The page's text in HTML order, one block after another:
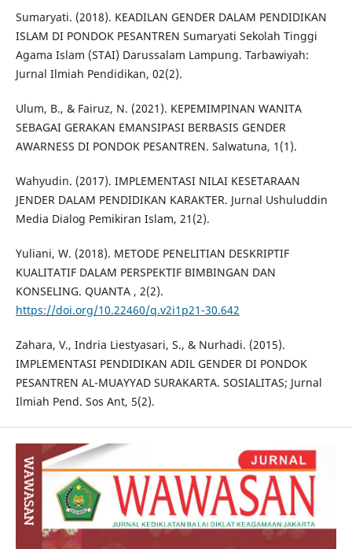
Sumaryati. (2018). KEADILAN GENDER DALAM PENDIDIKAN
ISLAM DI PONDOK PESANTREN Sumaryati Sekolah Tinggi
Agama Islam (STAI) Darussalam Lampung. Tarbawiyah:
Jurnal Ilmiah Pendidikan, 02(2).
Ulum, B., & Fairuz, N. (2021). KEPEMIMPINAN WANITA
SEBAGAI GERAKAN EMANSIPASI BERBASIS GENDER
AWARNESS DI PONDOK PESANTREN. Salwatuna, 1(1).
Wahyudin. (2017). IMPLEMENTASI NILAI KESETARAAN
JENDER DALAM PENDIDIKAN KARAKTER. Jurnal Ushuluddin
Media Dialog Pemikiran Islam, 21(2).
Yuliani, W. (2018). METODE PENELITIAN DESKRIPTIF
KUALITATIF DALAM PERSPEKTIF BIMBINGAN DAN
KONSELING. QUANTA , 2(2).
https://doi.org/10.22460/q.v2i1p21-30.642
Zahara, V., Indria Liestyasari, S., & Nurhadi. (2015).
IMPLEMENTASI PENDIDIKAN ADIL GENDER DI PONDOK
PESANTREN AL-MUAYYAD SURAKARTA. SOSIALITAS; Jurnal
Ilmiah Pend. Sos Ant, 5(2).